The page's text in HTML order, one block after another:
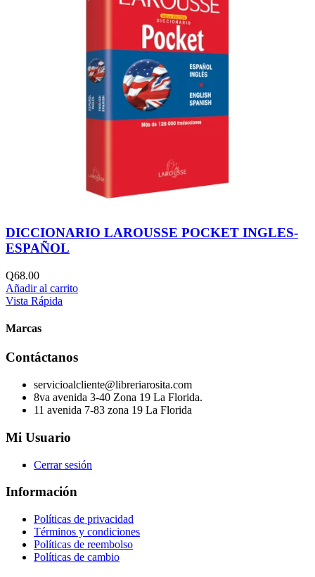
DICCIONARIO LAROUSSE POCKET INGLES-
ESPAÑOL
Q68.00
Añadir al carrito
Vista Rápida
Marcas
Contáctanos
servicioalcliente@libreriarosita.com
8va avenida 3-40 Zona 19 La Florida.
11 avenida 7-83 zona 19 La Florida
Mi Usuario
Cerrar sesión
Información
Políticas de privacidad
Términos y condiciones
Políticas de reembolso
Políticas de cambio